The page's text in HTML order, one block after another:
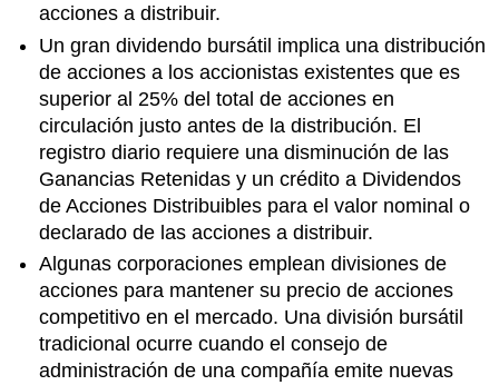
acciones a distribuir.
Un gran dividendo bursátil implica una distribución
de acciones a los accionistas existentes que es
superior al 25% del total de acciones en
circulación justo antes de la distribución. El
registro diario requiere una disminución de las
Ganancias Retenidas y un crédito a Dividendos
de Acciones Distribuibles para el valor nominal o
declarado de las acciones a distribuir.
Algunas corporaciones emplean divisiones de
acciones para mantener su precio de acciones
competitivo en el mercado. Una división bursátil
tradicional ocurre cuando el consejo de
administración de una compañía emite nuevas